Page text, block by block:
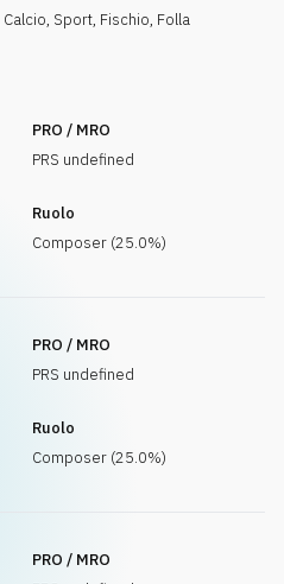
Calcio, Sport, Fischio, Folla
PRO / MRO
PRS undefined
Ruolo
Composer (25.0%)
PRO / MRO
PRS undefined
Ruolo
Composer (25.0%)
PRO / MRO